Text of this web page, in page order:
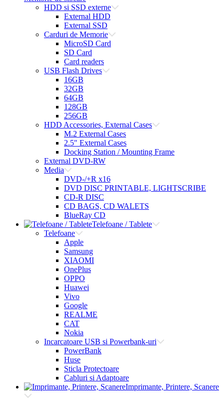
HDD si SSD externe
External HDD
External SSD
Carduri de Memorie
MicroSD Card
SD Card
Card readers
USB Flash Drives
16GB
32GB
64GB
128GB
256GB
HDD Accessories, External Cases
M.2 External Cases
2.5" External Cases
Docking Station / Mounting Frame
External DVD-RW
Media
DVD-/+R x16
DVD DISC PRINTABLE, LIGHTSCRIBE
CD-R DISC
CD BAGS, CD WALETS
BlueRay CD
Telefoane / Tablete
Telefoane
Apple
Samsung
XIAOMI
OnePlus
OPPO
Huawei
Vivo
Google
REALME
CAT
Nokia
Incarcatoare USB si Powerbank-uri
PowerBank
Huse
Sticla Protectoare
Cabluri si Adaptoare
Imprimante, Printere, Scanere